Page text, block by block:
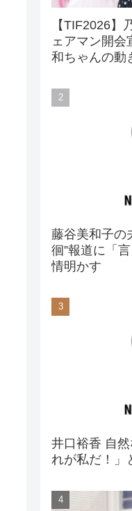
【TIF2026】
ェアマン開
和ちゃんの
藤谷美和子の
徊”報道に「
情明かす
井口裕香 自
れが私だ！」